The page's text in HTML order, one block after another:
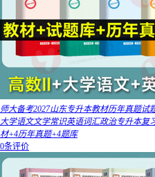
师大备考2027山东专升本教材历年真题试
大学语文文学常识英语词汇政治专升本
材+4历年真题+4题库
0条评价